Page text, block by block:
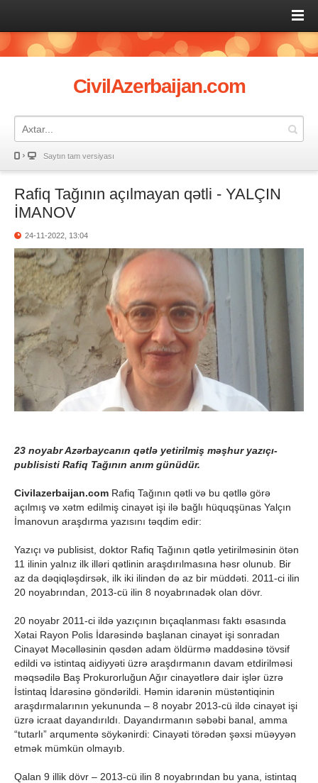
CivilAzerbaijan.com
Saytın tam versiyası
Rafiq Tağının açılmayan qətli - YALÇIN
İMANOV
24-11-2022, 13:04
23 noyabr Azərbaycanın qətlə yetirilmiş məşhur yazıçı-
publisisti Rafiq Tağının anım günüdür.
Civilazerbaijan.com Rafiq Tağının qətli və bu qətllə görə
açılmış və xətm edilmiş cinayət işi ilə bağlı hüquqşünas Yalçın
İmanovun araşdırma yazısını təqdim edir:
Yazıçı və publisist, doktor Rafiq Tağının qətlə yetirilməsinin ötən
11 ilinin yalnız ilk illəri qətlinin araşdırılmasına həsr olunub. Bir
az da dəqiqləşdirsək, ilk iki ilindən də az bir müddəti. 2011-ci ilin
20 noyabrından, 2013-cü ilin 8 noyabrınadək olan dövr.
20 noyabr 2011-ci ildə yazıçının bıçaqlanması faktı əsasında
Xətai Rayon Polis İdarəsində başlanan cinayət işi sonradan
Cinayət Məcəlləsinin qəsdən adam öldürmə maddəsinə tövsif
edildi və istintaq aidiyyəti üzrə araşdırmanın davam etdirilməsi
məqsədilə Baş Prokurorluğun Ağır cinayətlərə dair işlər üzrə
İstintaq İdarəsinə göndərildi. Həmin idarənin müstəntiqinin
araşdırmalarının yekununda – 8 noyabr 2013-cü ildə cinayət işi
üzrə icraat dayandırıldı. Dayandırmanın səbəbi banal, amma
“tutarlı” arqumentə söykənirdi: Cinayəti törədən şəxsi müəyyən
etmək mümkün olmayıb.
Qalan 9 illik dövr – 2013-cü ilin 8 noyabrından bu yana, istintaq